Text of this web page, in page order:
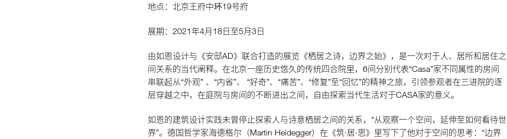
地点：北京王府中环19号府
展期：2021年4月18日至5月3日
由如恩设计与《安邸AD》联合打造的展览《栖居之诗，边界之始》，是一次对于人、居所和居住之
间关系的当代阐释。在北京一座历史悠久的传统四合院里，6间分别代表“Casa”家不同属性的房间
串联起从“外观” 、“内省”、 “好奇”、“痛苦”、“修复”至“回忆”的精神之旅，引领参观者在三进院的逐
层穿越之中，在庭院与房间的不断进出之间，自由探索当代生活对于CASA家的意义。
如恩的建筑设计实践未曾停止探索人与诗意栖居之间的关系，“从观察一个空间，延伸至如何看待世
界”。德国哲学家海德格尔（Martin Heidegger）在《筑·居·思》里写下了他对于空间的思考：“边界